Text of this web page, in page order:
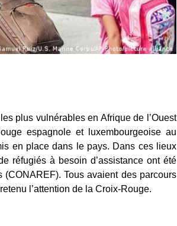
plus vulnérables en Afrique de l’Ouest
espagnole et luxembourgeoise au
en place dans le pays. Dans ces lieux
réfugiés à besoin d’assistance ont été
Tous avaient des parcours
l’attention de la Croix-Rouge.